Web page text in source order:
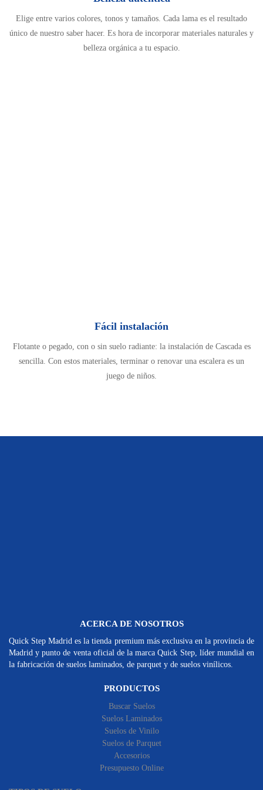
Elige entre varios colores, tonos y tamaños. Cada lama es el resultado
único de nuestro saber hacer. Es hora de incorporar materiales naturales y
belleza orgánica a tu espacio.
Fácil instalación
Flotante o pegado, con o sin suelo radiante: la instalación de Cascada es
sencilla. Con estos materiales, terminar o renovar una escalera es un
juego de niños.
ACERCA DE NOSOTROS
Quick Step Madrid es la tienda premium más exclusiva en la provincia de
Madrid y punto de venta oficial de la marca Quick Step, líder mundial en
la fabricación de suelos laminados, de parquet y de suelos vinílicos.
PRODUCTOS
Buscar Suelos
Suelos Laminados
Suelos de Vinilo
Suelos de Parquet
Accesorios
Presupuesto Online